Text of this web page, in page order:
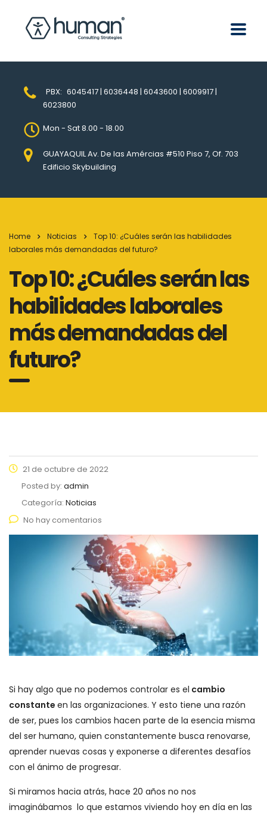
PBX: 6045417 | 6036448 | 6043600 | 6009917 |
6023800
Mon - Sat 8.00 - 18.00
GUAYAQUIL Av. De las Amércias #510 Piso 7, Of. 703
Edificio Skybuilding
Home Noticias
Top 10: ¿Cuáles serán las habilidades
laborales más demandadas del futuro?
Top 10: ¿Cuáles serán las
habilidades laborales
más demandadas del
futuro?
21 de octubre de 2022
Posted by: admin
Categoría: Noticias
No hay comentarios
Si hay algo que no podemos controlar es el cambio
constante en las organizaciones. Y esto tiene una razón
de ser, pues los cambios hacen parte de la esencia misma
del ser humano, quien constantemente busca renovarse,
aprender nuevas cosas y exponerse a diferentes desafíos
con el ánimo de progresar.
Si miramos hacia atrás, hace 20 años no nos
imaginábamos lo que estamos viviendo hoy en día en las